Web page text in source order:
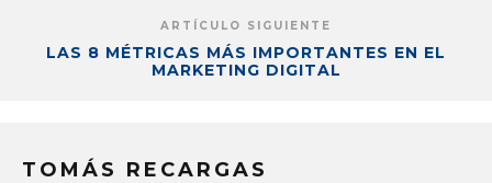
ARTÍCULO SIGUIENTE
LAS 8 MÉTRICAS MÁS IMPORTANTES EN EL
MARKETING DIGITAL
TOMÁS RECARGAS